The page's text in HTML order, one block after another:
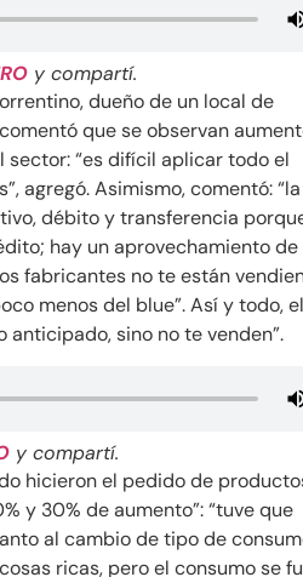
y compartí.
dueño de un local de
que se observan
sector: “es difícil aplicar todo el
agregó. Asimismo, comentó: “la
débito y transferencia
hay un aprovechamiento de
fabricantes no te están
menos del blue”. Así y todo, el
sino no te venden”.
y compartí.
hicieron el pedido de
y 30% de aumento”: “tuve que
al cambio de tipo de
ricas, pero el consumo se